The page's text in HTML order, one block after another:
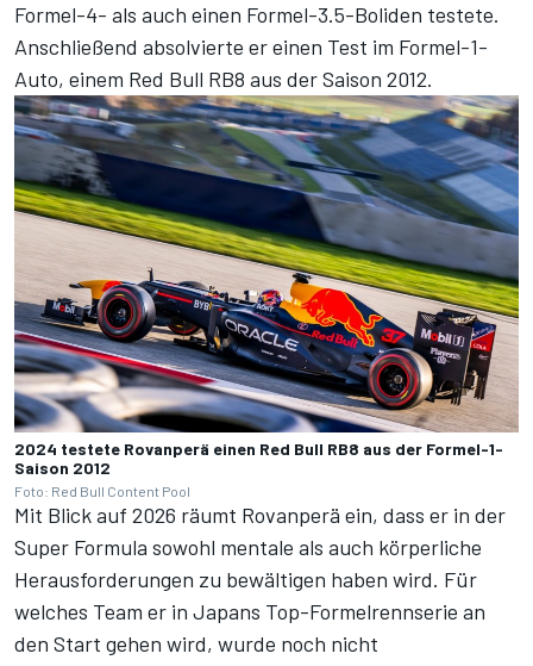
Formel-4- als auch einen Formel-3.5-Boliden testete.
Anschließend absolvierte er einen Test im Formel-1-
Auto, einem Red Bull RB8 aus der Saison 2012.
2024 testete Rovanperä einen Red Bull RB8 aus der Formel-1-
Saison 2012
Foto: Red Bull Content Pool
Mit Blick auf 2026 räumt Rovanperä ein, dass er in der
Super Formula sowohl mentale als auch körperliche
Herausforderungen zu bewältigen haben wird. Für
welches Team er in Japans Top-Formelrennserie an
den Start gehen wird, wurde noch nicht